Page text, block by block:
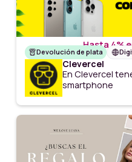
Hasta 4%
Devolución de plata
Clevercel
En Clevercel
smartphone